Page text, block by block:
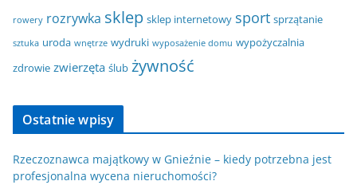
rowery rozrywka sklep sklep internetowy sport sprzątanie
sztuka uroda wnętrze wydruki wyposażenie domu wypożyczalnia
zdrowie zwierzęta ślub żywność
Ostatnie wpisy
Rzeczoznawca majątkowy w Gnieźnie – kiedy potrzebna jest
profesjonalna wycena nieruchomości?